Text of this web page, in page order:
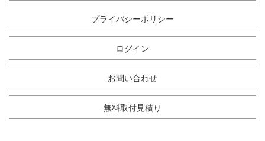
プライバシーポリシー
ログイン
お問い合わせ
無料取付見積り